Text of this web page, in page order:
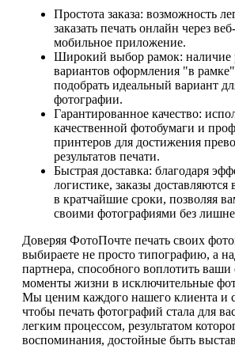
Простота заказа: возможность
заказать печать онлайн через
мобильное приложение.
Широкий выбор рамок: наличие
вариантов оформления "в
подобрать идеальный вариант
фотографии.
Гарантированное качество:
качественной фотобумаги и
принтеров для достижения
результатов печати.
Быстрая доставка: благодаря
логистике, заказы
в кратчайшие сроки, позволяя
своими фотографиями без
Доверяя ФотоПочте печать своих
выбираете не просто типографию, а
партнера, способного воплотить
моменты жизни в исключительные
Мы ценим каждого нашего клиента и
чтобы печать фотографий стала для
легким процессом, результатом
воспоминания, достойные быть